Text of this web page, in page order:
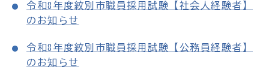
令和8年度紋別市職員採用試験【社会人経験者】
のお知らせ
令和8年度紋別市職員採用試験【公務員経験者】
のお知らせ